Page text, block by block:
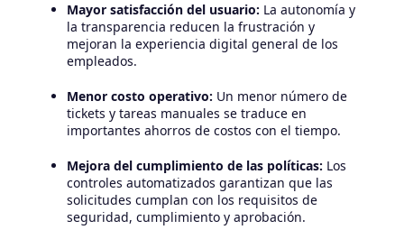
Mayor satisfacción del usuario: La autonomía y
la transparencia reducen la frustración y
mejoran la experiencia digital general de los
empleados.
Menor costo operativo: Un menor número de
tickets y tareas manuales se traduce en
importantes ahorros de costos con el tiempo.
Mejora del cumplimiento de las políticas: Los
controles automatizados garantizan que las
solicitudes cumplan con los requisitos de
seguridad, cumplimiento y aprobación.